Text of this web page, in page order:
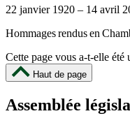
22 janvier 1920 – 14 avril
Hommages rendus en
Cette page vous a-t-elle été
Haut de page
Assemblée